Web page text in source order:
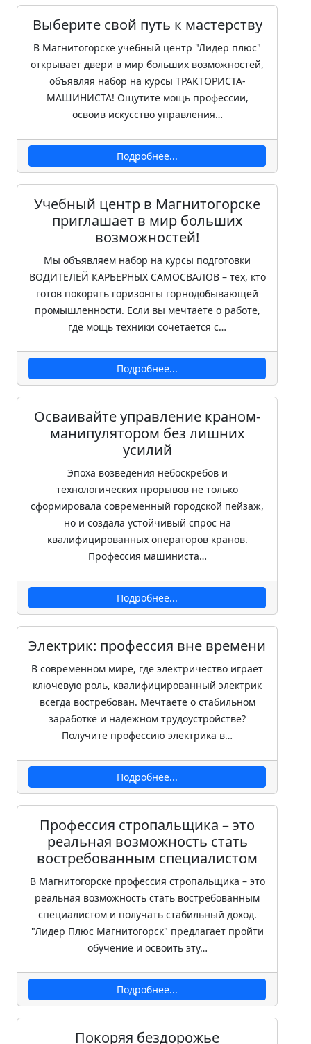
Выберите свой путь к мастерству
В Магнитогорске учебный центр "Лидер плюс"
открывает двери в мир больших возможностей,
объявляя набор на курсы ТРАКТОРИСТА-
МАШИНИСТА! Ощутите мощь профессии,
освоив искусство управления…
Подробнее...
Учебный центр в Магнитогорске
приглашает в мир больших
возможностей!
Мы объявляем набор на курсы подготовки
ВОДИТЕЛЕЙ КАРЬЕРНЫХ САМОСВАЛОВ – тех, кто
готов покорять горизонты горнодобывающей
промышленности. Если вы мечтаете о работе,
где мощь техники сочетается с…
Подробнее...
Осваивайте управление краном-
манипулятором без лишних
усилий
Эпоха возведения небоскребов и
технологических прорывов не только
сформировала современный городской пейзаж,
но и создала устойчивый спрос на
квалифицированных операторов кранов.
Профессия машиниста…
Подробнее...
Электрик: профессия вне времени
В современном мире, где электричество играет
ключевую роль, квалифицированный электрик
всегда востребован. Мечтаете о стабильном
заработке и надежном трудоустройстве?
Получите профессию электрика в…
Подробнее...
Профессия стропальщика – это
реальная возможность стать
востребованным специалистом
В Магнитогорске профессия стропальщика – это
реальная возможность стать востребованным
специалистом и получать стабильный доход.
"Лидер Плюс Магнитогорск" предлагает пройти
обучение и освоить эту…
Подробнее...
Покоряя бездорожье